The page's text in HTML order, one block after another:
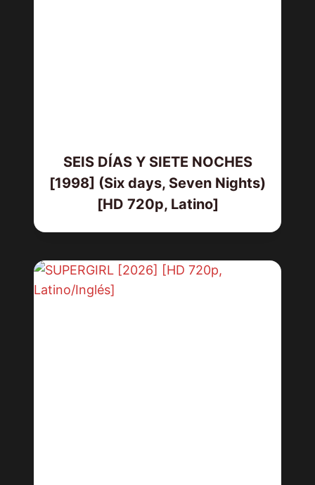
SEIS DÍAS Y SIETE NOCHES
[1998] (Six days, Seven Nights)
[HD 720p, Latino]